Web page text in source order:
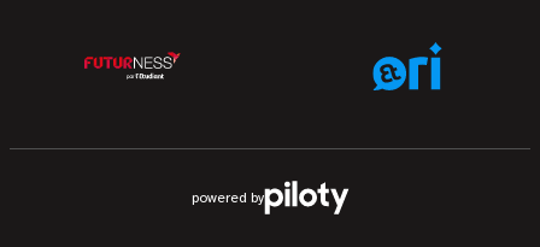
powered by